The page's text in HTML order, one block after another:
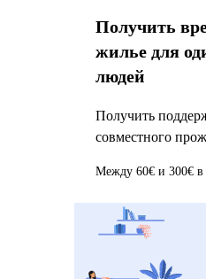
Получить
жилье для
людей
Получить
совместного
Между 60€ и 300€ в